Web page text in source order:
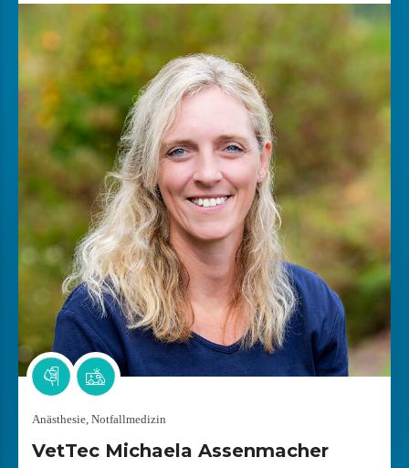
Anästhesie, Notfallmedizin
VetTec Michaela Assenmacher